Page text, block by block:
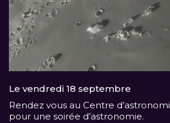
Le vendredi 18 septembre
Rendez vous au Centre
pour une soirée d’astronomie.